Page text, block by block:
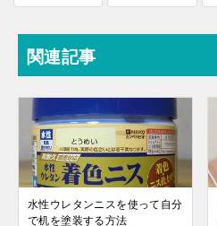
関連記事
水性ウレタンニスを使って自分
で机を塗装する方法